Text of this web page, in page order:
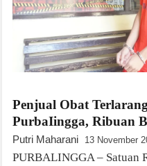
Penjual Obat
PurbaIingga, Ribuan
Putri Maharani 13 November
PURBALINGGA – Satuan